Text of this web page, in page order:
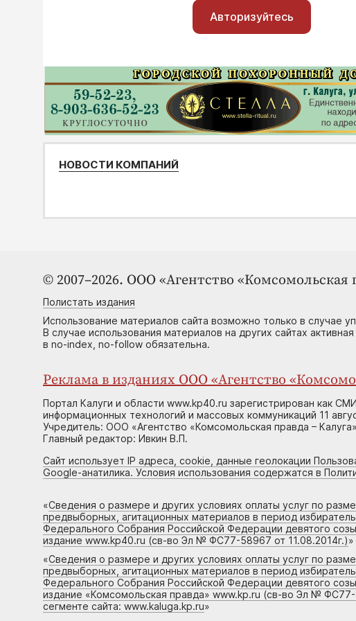
Авторизуйтесь
НОВОСТИ КОМПАНИЙ
© 2007–2026. ООО «Агентство «Комсомольская
Полистать издания
Использование материалов сайта возможно только в случае
В случае использования материалов на других сайтах
в no-index, no-follow обязательна.
Реклама в изданиях ООО «Агентство
Портал Калуги и области www.kp40.ru зарегистрирован как
информационных технологий и массовых коммуникаций 11
Учредитель: ООО «Агентство «Комсомольская правда – Калуга»
Главный редактор: Ивкин В.П.
Сайт использует IP адреса, cookie, данные геолокации
Google-анатилика. Условия использования содержатся в
«Сведения о размере и других условиях оплаты услуг по
предвыборных, агитационных материалов в период
Федерального Собрания Российской Федерации девятого
издание www.kp40.ru (св-во Эл № ФС77-58967 от 11.08.2014г.)»
«Сведения о размере и других условиях оплаты услуг по
предвыборных, агитационных материалов в период
Федерального Собрания Российской Федерации девятого
издание «Комсомольская правда» www.kp.ru (св-во Эл №
сегменте сайта: www.kaluga.kp.ru»